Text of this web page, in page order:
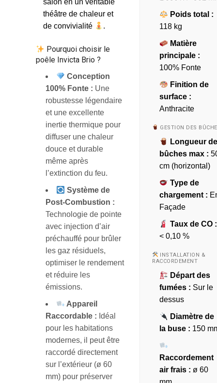
salon en un véritable
théâtre de chaleur et
de convivialité
.
Pourquoi choisir le
poêle Invicta Brio ?
Conception
100% Fonte : Une
robustesse légendaire
et une excellente
inertie thermique pour
diffuser une chaleur
douce et durable
même après
l’extinction du feu.
Système de
Post-Combustion :
Technologie de pointe
avec injection d’air
préchauffé pour brûler
les gaz résiduels,
optimiser le rendement
et réduire les
émissions.
Appareil
Raccordable : Idéal
pour les habitations
modernes, il peut être
raccordé directement
sur l’extérieur (ø 60
mm) pour préserver
Poids total :
118 kg
Matière
principale :
100% Fonte
Finition de
surface :
Anthracite
GESTION DES
Longueur
bûches max :
cm (horizontal)
Type de
chargement :
Façade
Taux de CO :
< 0,10 %
INSTALLATION &
RACCORDEMENT
Départ des
fumées : Sur le
dessus
Diamètre de
la buse : 150
Raccordement
air frais : ø 60